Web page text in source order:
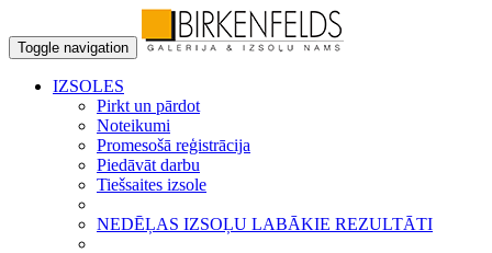
Toggle navigation
IZSOLES
Pirkt un pārdot
Noteikumi
Promesošā reģistrācija
Piedāvāt darbu
Tiešsaites izsole
NEDĒĻAS IZSOĻU LABĀKIE REZULTĀTI